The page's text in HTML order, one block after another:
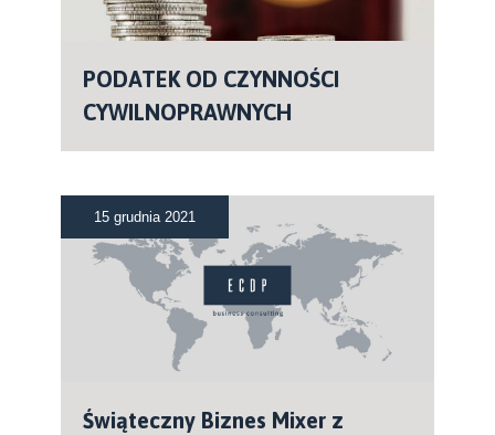
PODATEK OD CZYNNOŚCI
CYWILNOPRAWNYCH
15 grudnia 2021
Świąteczny Biznes Mixer z